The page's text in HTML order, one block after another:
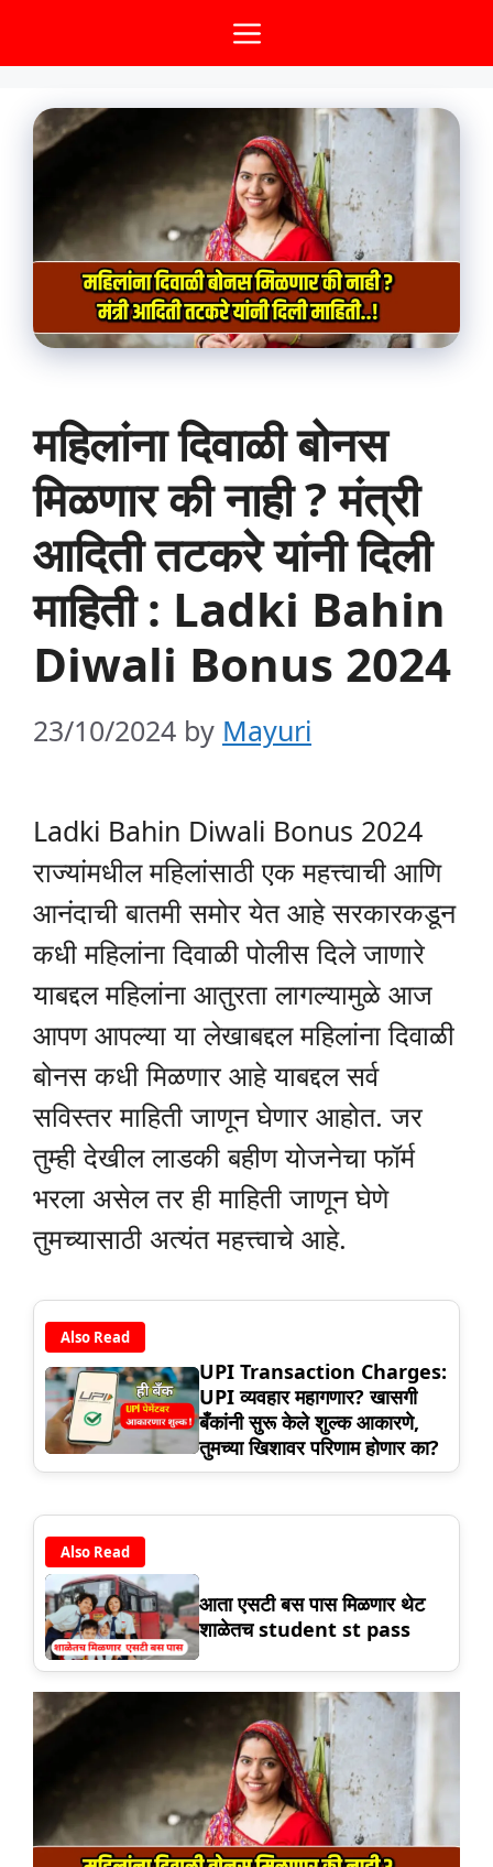
to
content
Menu
महिलांना दिवाळी बोनस
मिळणार की नाही ? मंत्री
आदिती तटकरे यांनी दिली
माहिती : Ladki Bahin
Diwali Bonus 2024
23/10/2024 by Mayuri
Ladki Bahin Diwali Bonus 2024
राज्यांमधील महिलांसाठी एक महत्त्वाची आणि
आनंदाची बातमी समोर येत आहे सरकारकडून
कधी महिलांना दिवाळी पोलीस दिले जाणारे
याबद्दल महिलांना आतुरता लागल्यामुळे आज
आपण आपल्या या लेखाबद्दल महिलांना दिवाळी
बोनस कधी मिळणार आहे याबद्दल सर्व
सविस्तर माहिती जाणून घेणार आहोत. जर
तुम्ही देखील लाडकी बहीण योजनेचा फॉर्म
भरला असेल तर ही माहिती जाणून घेणे
तुमच्यासाठी अत्यंत महत्त्वाचे आहे.
Also Read
UPI Transaction Charges:
UPI व्यवहार महागणार? खासगी
बँकांनी सुरू केले शुल्क आकारणे,
तुमच्या खिशावर परिणाम होणार का?
Also Read
आता एसटी बस पास मिळणार थेट
शाळेतच student st pass